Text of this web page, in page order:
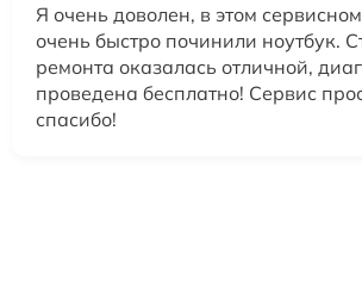
Я очень доволен, в этом
очень быстро починили ноутбук.
ремонта оказалась отличной,
проведена бесплатно! Сервис
спасибо!